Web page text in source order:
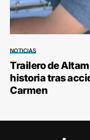
NOTICIAS
Trailero de
historia tras
Carmen